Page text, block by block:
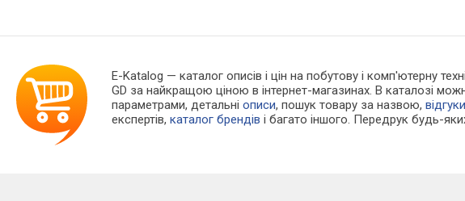
E-Katalog — каталог описів і цін на побутову і комп'ютерну
GD за найкращою ціною в інтернет-магазинах. В каталозі
параметрами, детальніописи, пошук товару за назвою,відгуки
експертів,каталог брендів і багато іншого. Передрук будь-